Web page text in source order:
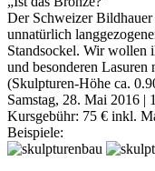
Der Schweizer
unnatürlich
Standsockel. Wir wollen
und besonderen Lasuren
(Skulpturen-Höhe ca.
Samstag, 28. Mai 2016 |
Kursgebühr: 75 € inkl.
Beispiele: